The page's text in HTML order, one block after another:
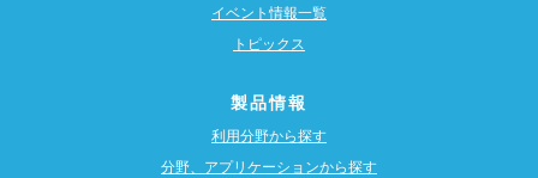
イベント情報一覧
トピックス
製品情報
利用分野から探す
分野、アプリケーションから探す